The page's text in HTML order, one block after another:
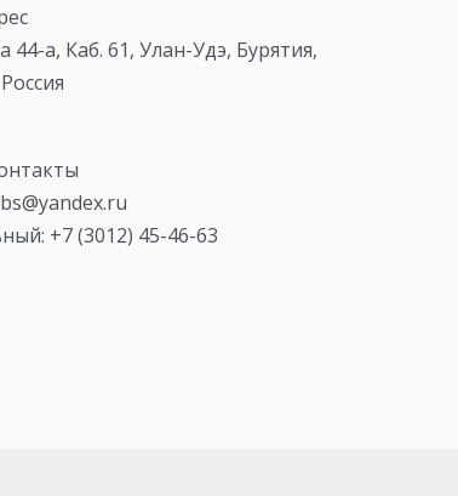
44-а, Каб. 61, Улан-Удэ, Бурятия,
+7 (3012) 45-46-63